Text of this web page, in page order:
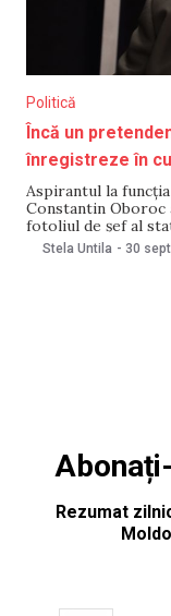
Politică
Încă un
înregistreze în
Aspirantul la
Constantin Oboroc
fotoliul de șef al
avut loc pe 30
reușit să adune
Stela Untila - 30
Rezumat